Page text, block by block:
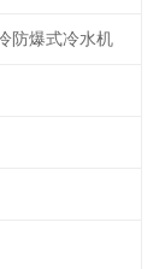
防爆式冷水机